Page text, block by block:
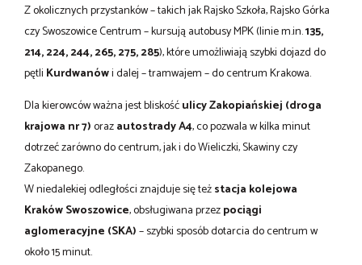
Z okolicznych przystanków – takich jak Rajsko Szkoła, Rajsko Górka
czy Swoszowice Centrum – kursują autobusy MPK (linie m.in.135,
214, 224, 244, 265, 275, 285), które umożliwiają szybki dojazd do
pętli Kurdwanówi dalej – tramwajem – do centrum Krakowa.
Dla kierowców ważna jest bliskośćulicy Zakopiańskiej (droga
krajowa nr 7)orazautostrady A4, co pozwala w kilka minut
dotrzeć zarówno do centrum, jak i do Wieliczki, Skawiny czy
Zakopanego.
W niedalekiej odległości znajduje się teżstacja kolejowa
Kraków Swoszowice, obsługiwana przezpociągi
aglomeracyjne (SKA)– szybki sposób dotarcia do centrum w
około 15 minut.